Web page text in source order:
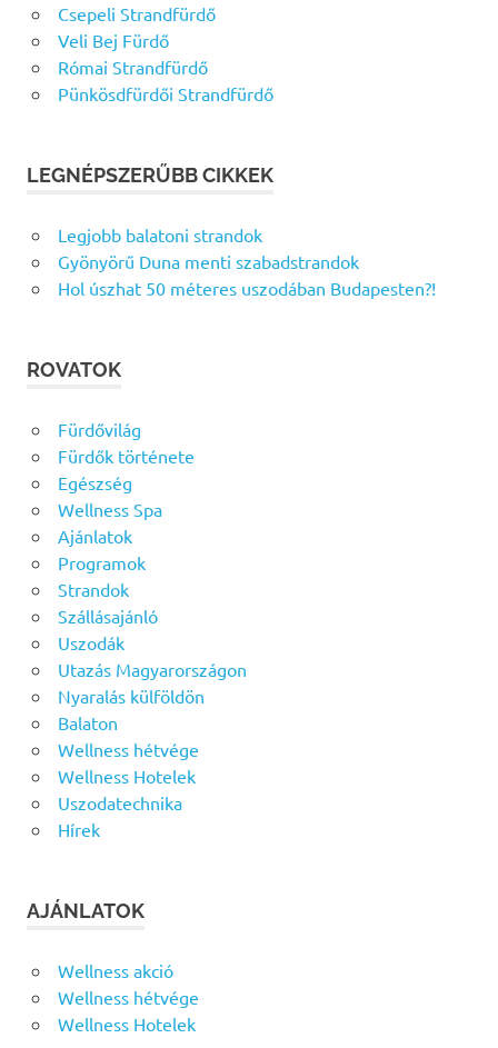
Csepeli Strandfürdő
Veli Bej Fürdő
Római Strandfürdő
Pünkösdfürdői Strandfürdő
LEGNÉPSZERŰBB CIKKEK
Legjobb balatoni strandok
Gyönyörű Duna menti szabadstrandok
Hol úszhat 50 méteres uszodában Budapesten?!
ROVATOK
Fürdővilág
Fürdők története
Egészség
Wellness Spa
Ajánlatok
Programok
Strandok
Szállásajánló
Uszodák
Utazás Magyarországon
Nyaralás külföldön
Balaton
Wellness hétvége
Wellness Hotelek
Uszodatechnika
Hírek
AJÁNLATOK
Wellness akció
Wellness hétvége
Wellness Hotelek